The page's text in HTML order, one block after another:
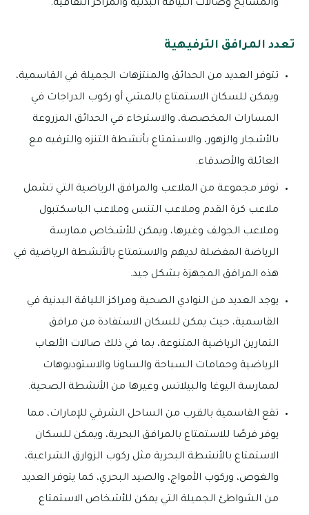
والمسابح وصالات اللياقة البدنية والمراكز الثقافية.
تعدد المرافق الترفيهية
تتوفر العديد من الحدائق والمنتزهات الجميلة في القاسمية،
ويمكن للسكان الاستمتاع بالمشي أو ركوب الدراجات في
المسارات المخصصة، والاسترخاء في الحدائق المزروعة
بالأشجار والزهور، والاستمتاع بأنشطة التنزه والترفيه مع
العائلة والأصدقاء.
توفر مجموعة من الملاعب والمرافق الرياضية التي تشمل
ملاعب كرة القدم وملاعب التنس وملاعب الباسكتبول
وملاعب الجولف وغيرها، ويمكن للأشخاص ممارسة
الرياضة المفضلة لديهم والاستمتاع بالأنشطة الرياضية في
هذه المرافق المجهزة بشكل جيد.
يوجد العديد من النوادي الصحية ومراكز اللياقة البدنية في
القاسمية، حيث يمكن للسكان الاستفادة من مرافق
التمارين الرياضية المتنوعة، بما في ذلك صالات الألعاب
الرياضية وحمامات السباحة والساونا والاستوديوهات
لممارسة اليوغا والبيلاتس وغيرها من الأنشطة الصحية.
تقع القاسمية بالقرب من الساحل الشرقي للإمارات، مما
يوفر فرصًا للاستمتاع بالمرافق البحرية، ويمكن للسكان
الاستمتاع بالأنشطة البحرية مثل ركوب الزوارق الشراعية،
والغوص، وركوب الأمواج، والصيد البحري، كما يتوفر العديد
من الشواطئ الجميلة التي يمكن للأشخاص الاستمتاع